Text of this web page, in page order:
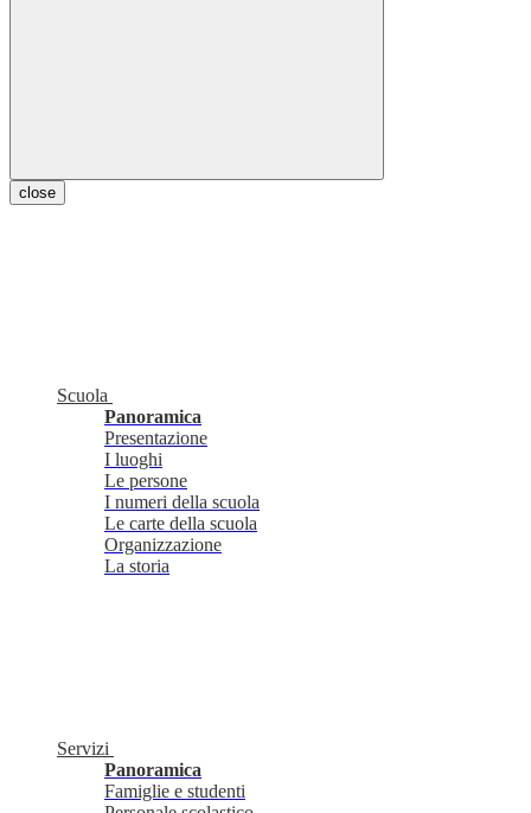
close
Scuola
Panoramica
Presentazione
I luoghi
Le persone
I numeri della scuola
Le carte della scuola
Organizzazione
La storia
Servizi
Panoramica
Famiglie e studenti